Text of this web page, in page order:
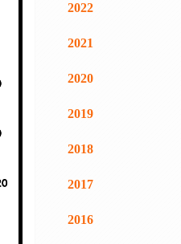
2022
2021
2020
2019
2018
2017
2016